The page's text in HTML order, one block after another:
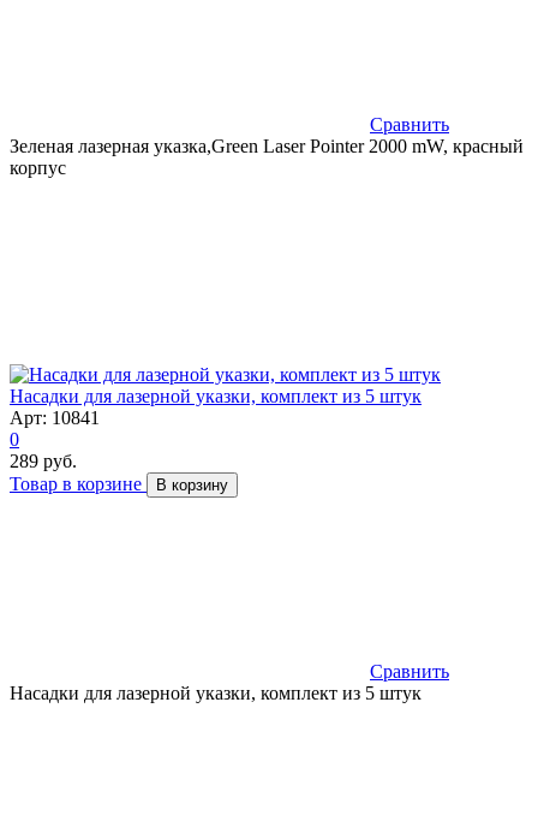
Сравнить
Зеленая лазерная указка,Green Laser Pointer 2000 mW, красный
корпус
Насадки для лазерной указки, комплект из 5 штук
Арт: 10841
0
289 руб.
Товар в корзине
В корзину
Сравнить
Насадки для лазерной указки, комплект из 5 штук